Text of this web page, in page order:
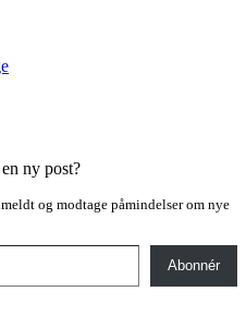
ny post?
og modtage påmindelser om nye
Abonnér